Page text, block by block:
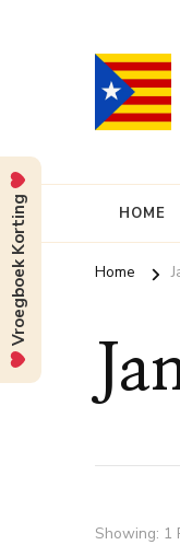
HOME
Home
Showing: 1
Vroegboek Korting